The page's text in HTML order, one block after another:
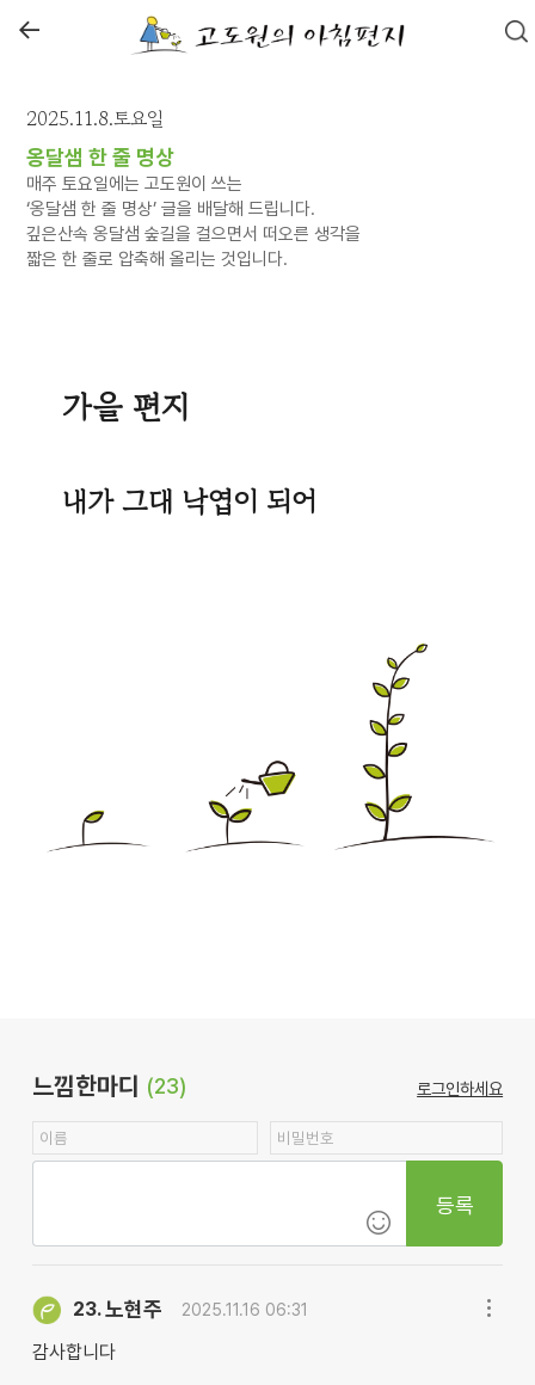
←
2025.11.8.토요일
옹달샘 한 줄 명상
매주 토요일에는 고도원이 쓰는
‘옹달샘 한 줄 명상’ 글을 배달해 드립니다.
깊은산속 옹달샘 숲길을 걸으면서 떠오른 생각을
짧은 한 줄로 압축해 올리는 것입니다.
가을 편지
내가 그대 낙엽이 되어
느낌한마디 (23) 로그인하세요
등록
23.노현주 2025.11.16 06:31
감사합니다